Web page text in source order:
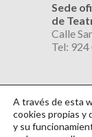
Sede
de
Calle
Tel:
A través de esta
cookies propias y
y su